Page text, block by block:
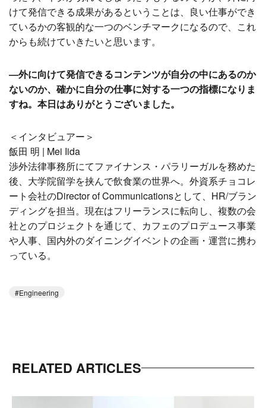
けて発信できる成果があるということは、良い仕事ができ
ているかの客観的な一つのベンチマークになるので、これ
からも続けていきたいと思います。
―外に向けて発信できるコンテンツが自分の中にあるのか
ないのか、確かに自分の仕事に対する一つの指標になりま
すね。本日はありがとうございました。
＜インタビュアー＞
飯田 明 | Mei Iida
渉外法律事務所にてファイナンス・パラリーガルを務めた
後、大学院留学を挟んで飲食業の世界へ。外資系チョコレ
ート会社のDirector of Communicationsとして、HR/ブラン
ディングを担当。現在はフリーランスに転向し、複数の会
社とのプロジェクトを通じて、カフェのプロデュース事業
や人事、国内外のダイニングイベントの企画・運営に携わ
っている。
Engineering
RELATED ARTICLES